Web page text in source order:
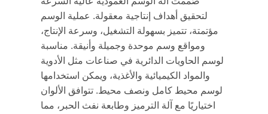
لتحقيق أهداف إنتاجية معقولة. عملية الوسم
مؤتمتة، تتميز بسهولة التشغيل، وسرعة الإنتاج،
ومواقع وسم موحدة وجميلة وأنيقة. مناسبة
لوسم الحاويات الدائرية في صناعات مثل الأدوية
والمواد الكيميائية والأغذية، ويمكن استخدامها
لوسم محيط كامل ونصف محيط. تتوافق الألوان
اختياريًا مع آلة الترميز وطابعة نفث الحبر، مما